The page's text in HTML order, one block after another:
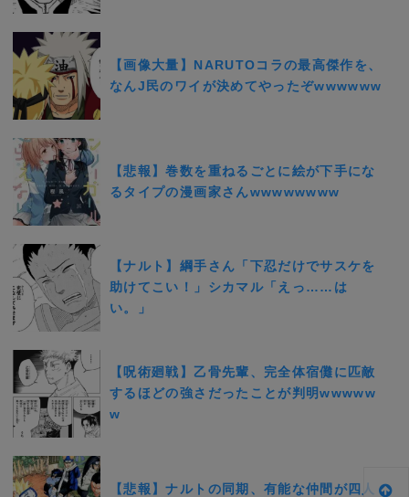
【画像大量】NARUTOコラの最高傑作を、
なんJ民のワイが決めてやったぞwwwwww
【悲報】巻数を重ねるごとに絵が下手にな
るタイプの漫画家さんwwwwwwww
【ナルト】綱手さん「下忍だけでサスケを
助けてこい！」シカマル「えっ……は
い。」
【呪術廻戦】乙骨先輩、完全体宿儺に匹敵
するほどの強さだったことが判明wwwww
w
【悲報】ナルトの同期、有能な仲間が四人